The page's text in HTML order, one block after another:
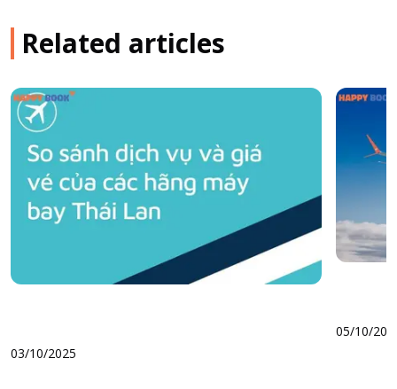
Related articles
03/10/2025
05/10/